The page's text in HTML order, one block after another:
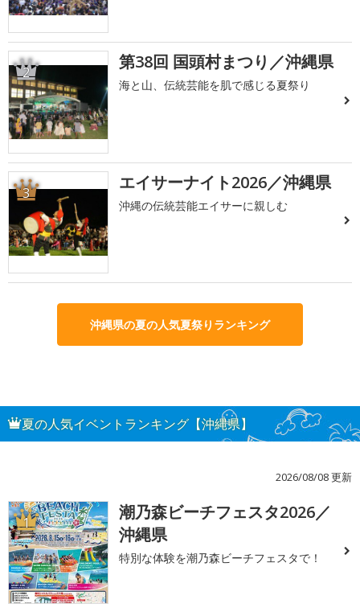
2 第38回 国頭村まつり／沖縄県
海と山、伝統芸能を肌で感じる夏祭り
3 エイサーナイト2026／沖縄県
沖縄の伝統芸能エイサーに親しむ
沖縄県の夏の人気夏祭りランキング
夏の人気イベントランキング【沖縄県】
2026/08/08 更新
1
潮乃森ビーチフェスタ2026／
沖縄県
特別な体験を潮乃森ビーチフェスタで！